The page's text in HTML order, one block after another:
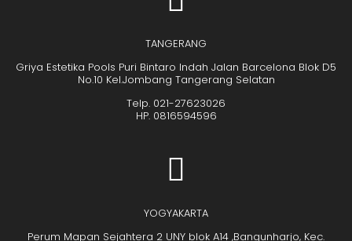
TANGERANG
Griya Estetika Pools Puri Bintaro Indah Jalan Barcelona Blok D5
No.10 Kel.Jombang Tangerang Selatan
Telp. 021-27623026
HP. 0816594596
YOGYAKARTA
Perum Mapan Sejahtera 2 UNY blok A14 ,Bangunharjo, Kec.